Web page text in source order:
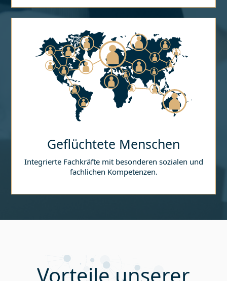
Geflüchtete Menschen
Integrierte Fachkräfte mit besonderen sozialen und
fachlichen Kompetenzen.
Vorteile unserer